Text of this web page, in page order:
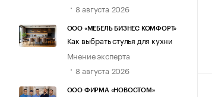
8 августа 2026
ООО «МЕБЕЛЬ БИЗНЕС КОМФОРТ»
Как выбрать стулья для кухни
Мнение эксперта
8 августа 2026
ООО ФИРМА «НОВОСТОМ»